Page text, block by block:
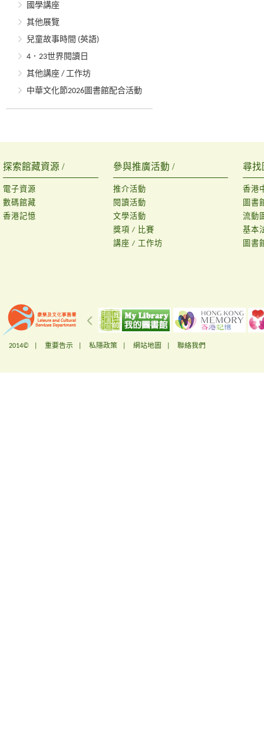
國學講座
其他展覽
兒童故事時間 (英語)
4．23世界閱讀日
其他講座 / 工作坊
中華文化節2026圖書館配合活動
探索館藏資源 /
電子資源
數碼館藏
香港記憶
參與推廣活動 /
推介活動
閱讀活動
文學活動
獎項 / 比賽
講座 / 工作坊
尋找
香港
圖書
流動
基本
圖書
2014© | 重要告示 私隱政策 網站地圖 聯絡我們